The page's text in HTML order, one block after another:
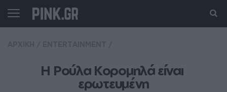
Η Ρούλα Κορομηλά είναι
ερωτευμένη